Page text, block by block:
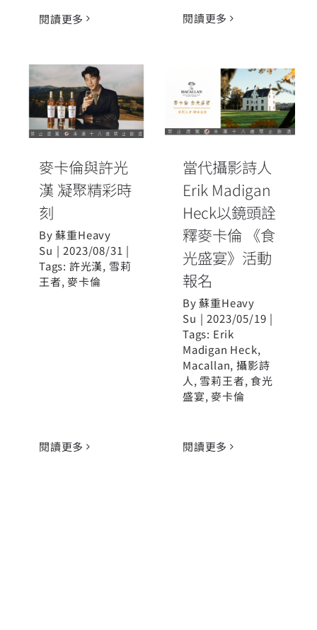
閱讀更多 閱讀更多
麥卡倫與許光
漢 凝聚精彩時
刻
麥卡倫與許光
漢 凝聚精彩時
刻
By蘇重Heavy
Su | 2023/08/31 |
Tags: 許光漢, 雪莉
王者, 麥卡倫
閱讀更多
Erik Madigan
Heck以鏡頭詮
釋麥卡倫 《食
報名
當代攝影詩人
Erik Madigan
Heck以鏡頭詮
釋麥卡倫 《食
光盛宴》活動
報名
By蘇重Heavy
Su | 2023/05/19 |
Tags: Erik
Madigan Heck,
Macallan,攝影詩
人, 雪莉王者, 食光
盛宴, 麥卡倫
閱讀更多